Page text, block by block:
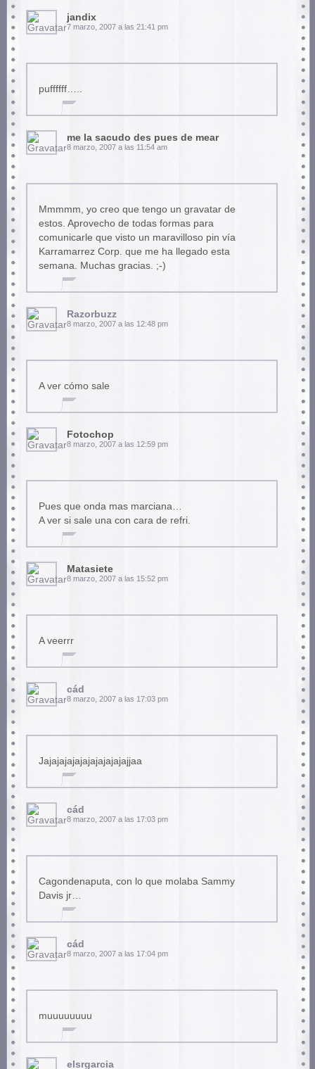
jandix
7 marzo, 2007 a las 21:41 pm
puffffff…..
me la sacudo des pues de mear
8 marzo, 2007 a las 11:54 am
Mmmmm, yo creo que tengo un gravatar de
estos. Aprovecho de todas formas para
comunicarle que visto un maravilloso pin vía
Karramarrez Corp. que me ha llegado esta
semana. Muchas gracias. ;-)
Razorbuzz
8 marzo, 2007 a las 12:48 pm
A ver cómo sale
Fotochop
8 marzo, 2007 a las 12:59 pm
Pues que onda mas marciana…
A ver si sale una con cara de refri.
Matasiete
8 marzo, 2007 a las 15:52 pm
A veerrr
cád
8 marzo, 2007 a las 17:03 pm
Jajajajajajajajajajajajjaa
cád
8 marzo, 2007 a las 17:03 pm
Cagondenaputa, con lo que molaba Sammy
Davis jr…
cád
8 marzo, 2007 a las 17:04 pm
muuuuuuuu
elsrgarcia